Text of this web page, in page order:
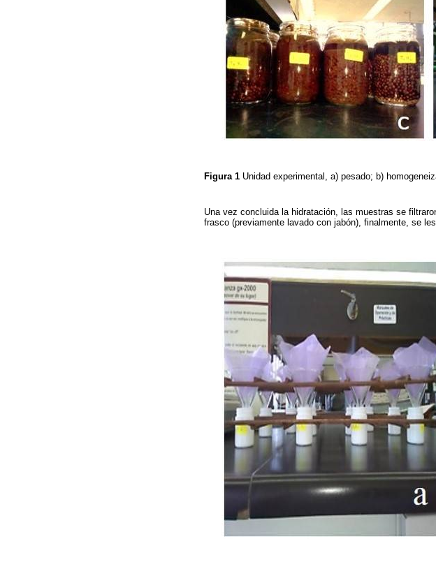
Figura 1 Unidad experimental, a) pesado; b)
Una vez concluida la hidratación, las muestras se
frasco (previamente lavado con jabón), finalmente, se